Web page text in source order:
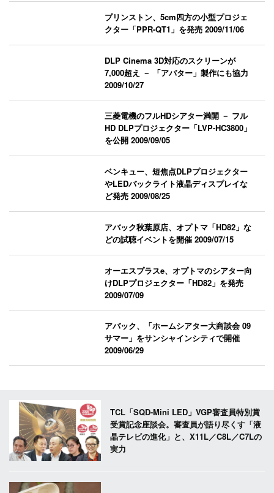
プリンストン、5cm四方の小型プロジェ
クター「PPR-QT1」を発売2009/11/06
DLP Cinema 3D対応のスクリーンが
7,000超え － 「アバター」製作にも協力
2009/10/27
三菱電機のフルHDシアター満開 － フル
HD DLPプロジェクター「LVP-HC3800」
を公開2009/09/05
ベンキュー、短焦点DLPプロジェクター
やLEDバックライト液晶ディスプレイな
ど発売2009/08/25
アバック秋葉原店、オプトマ「HD82」な
どの試聴イベントを開催2009/07/15
オーエスプラスe、オプトマのシアター向
けDLPプロジェクター「HD82」を発売
2009/07/09
アバック、「ホームシアター大商談会 09
サマー」をサンシャインシティで開催
2009/06/29
TCL「SQD-Mini LED」VGP審査員特別賞
受賞記念座談会。審査員が語り尽くす「液
晶テレビの進化」と、X11L／C8L／C7Lの
実力